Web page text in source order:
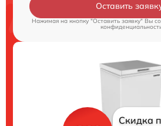
Оставить
Нажимая на кнопку "Оставить заявку" Вы
Скидка